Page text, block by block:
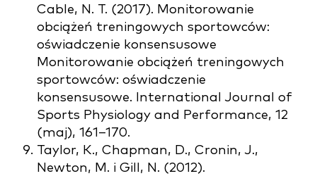
Cable, N. T. (2017). Monitorowanie
obciążeń treningowych sportowców:
oświadczenie konsensusowe
Monitorowanie obciążeń treningowych
sportowców: oświadczenie
konsensusowe. International Journal of
Sports Physiology and Performance, 12
(maj), 161–170.
Taylor, K., Chapman, D., Cronin, J.,
Newton, M. i Gill, N. (2012).